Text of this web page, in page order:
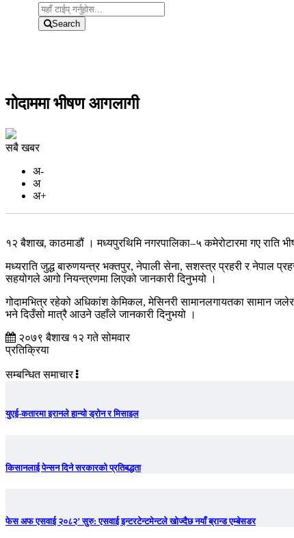
Search
गोदाममा भीषण आगलागी
सबै खबर
अ-
अ
अ+
१२ बैशाख, काठमाडौं । मध्यपुरथिमि नगरपालिका–५ कमेरोटारमा गए राति
मध्यराति जुद्ध बारुणयन्त्र भक्तपुर, नेपाली सेना, सशस्त्र प्रहरी र नेपाल
सहयोगले आगो नियन्त्रणमा लिएको जानकारी दिनुभयो ।
गोदामभित्र रहेको अधिकांश केमिकल, मेसिनरी सामानलगायतका सामान
भने दिउँसो मात्रै आउने उहाँले जानकारी दिनुभयो ।
२०७९ बैशाख १२ गते सोमवार
प्रतिक्रिया
सम्बन्धित समाचार
युएई-कतारमा इरानले हान्यो ड्रोन र मिसाइल
किसानलाई पेन्सन दिने सरकारको प्रतिबद्धता
फेस अफ एसवाई २०८२’ सुरु: एसवाई इन्टरटेन्टमेन्टले खोज्दैछ नयाँ ब्रान्ड एम्बेसडर